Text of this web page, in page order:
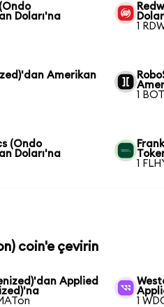
Doları'na
1
Amerikan
1
(Ondo
Doları'na
1
coin'e çevirin
Applied
1